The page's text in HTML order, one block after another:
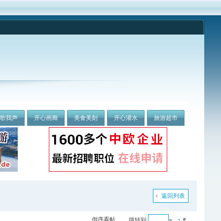
我声 开心画廊 美食美刻 开心灌水 旅游超市
返回列表
#
倒序看帖